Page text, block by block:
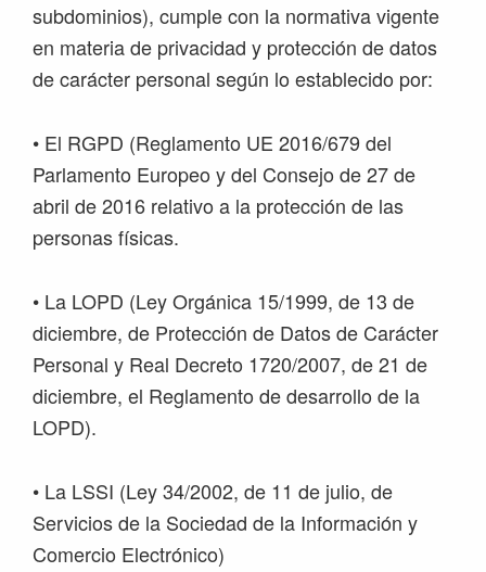
subdominios), cumple con la normativa vigente
en materia de privacidad y protección de datos
de carácter personal según lo establecido por:
• El RGPD (Reglamento UE 2016/679 del
Parlamento Europeo y del Consejo de 27 de
abril de 2016 relativo a la protección de las
personas físicas.
• La LOPD (Ley Orgánica 15/1999, de 13 de
diciembre, de Protección de Datos de Carácter
Personal y Real Decreto 1720/2007, de 21 de
diciembre, el Reglamento de desarrollo de la
LOPD).
• La LSSI (Ley 34/2002, de 11 de julio, de
Servicios de la Sociedad de la Información y
Comercio Electrónico)